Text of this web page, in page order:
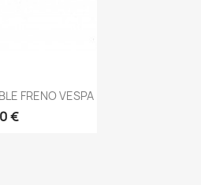
rápida
FRENO VESPA
€